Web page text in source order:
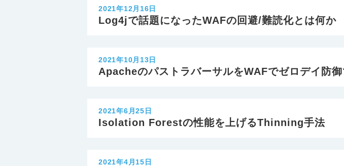
2021年12月16日
Log4jで話題になったWAFの回避/難読化とは何か
2021年10月13日
ApacheのパストラバーサルをWAFでゼロデイ防
2021年6月25日
Isolation Forestの性能を上げるThinning手法
2021年4月15日